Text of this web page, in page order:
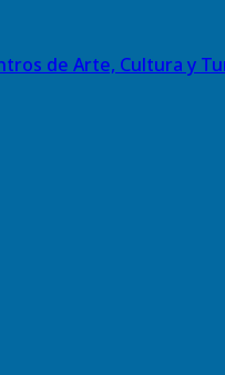
de Arte, Cultura y